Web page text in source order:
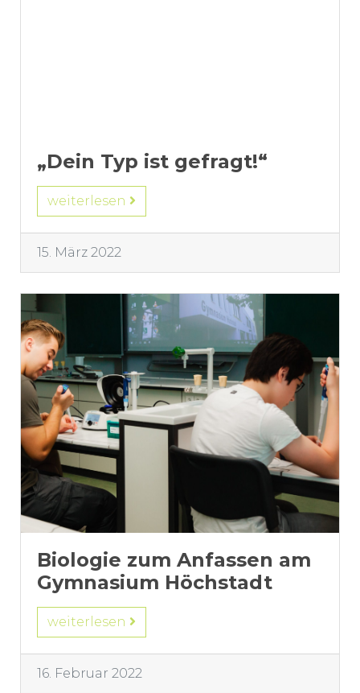
„Dein Typ ist gefragt!“
weiterlesen
15. März 2022
Biologie zum Anfassen am
Gymnasium Höchstadt
weiterlesen
16. Februar 2022